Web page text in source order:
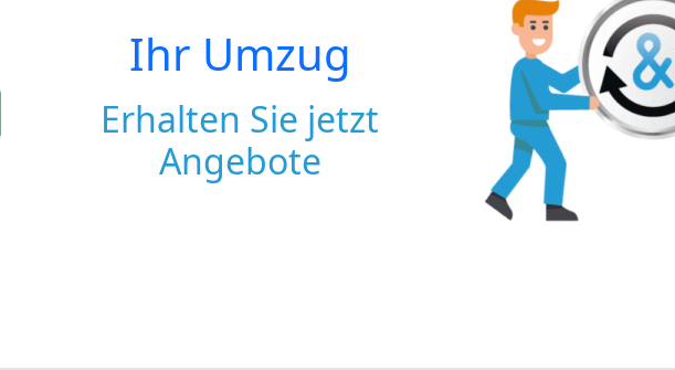
Ihr Umzug
Erhalten Sie jetzt
Angebote